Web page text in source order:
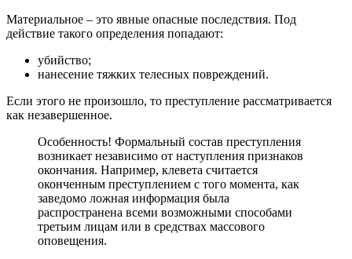
Материальное – это явные опасные последствия. Под
действие такого определения попадают:
убийство;
нанесение тяжких телесных повреждений.
Если этого не произошло, то преступление рассматривается
как незавершенное.
Особенность! Формальный состав преступления
возникает независимо от наступления признаков
окончания. Например, клевета считается
оконченным преступлением с того момента, как
заведомо ложная информация была
распространена всеми возможными способами
третьим лицам или в средствах массового
оповещения.